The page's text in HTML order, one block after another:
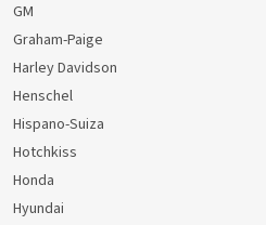
GM
Graham-Paige
Harley Davidson
Henschel
Hispano-Suiza
Hotchkiss
Honda
Hyundai